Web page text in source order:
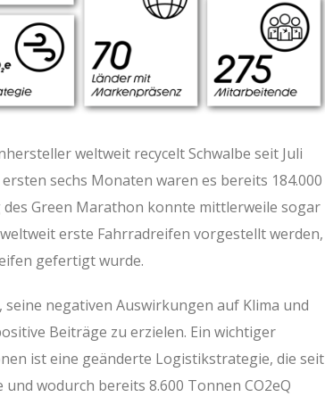
weltweit recycelt Schwalbe seit Juli
sechs Monaten waren es bereits 184.000
Green Marathon konnte mittlerweile sogar
erste Fahrradreifen vorgestellt werden,
gefertigt wurde.
negativen Auswirkungen auf Klima und
Beiträge zu erzielen. Ein wichtiger
ist eine geänderte Logistikstrategie, die seit
wodurch bereits 8.600 Tonnen CO2eQ